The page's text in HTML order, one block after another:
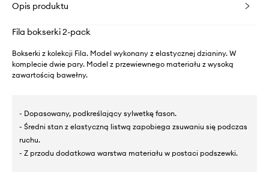
Opis produktu
Fila bokserki 2-pack
Bokserki z kolekcji Fila. Model wykonany z elastycznej dzianiny. W
komplecie dwie pary. Model z przewiewnego materiału z wysoką
zawartością bawełny.
- Dopasowany, podkreślający sylwetkę fason.
- Średni stan z elastyczną listwą zapobiega zsuwaniu się podczas
ruchu.
- Z przodu dodatkowa warstwa materiału w postaci podszewki.